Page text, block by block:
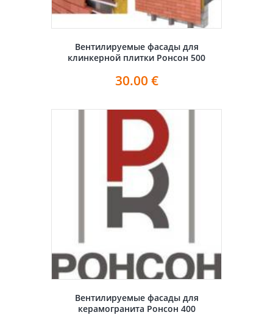
Вентилируемые фасады для
клинкерной плитки Ронсон 500
30.00 €
Вентилируемые фасады для
керамогранита Ронсон 400